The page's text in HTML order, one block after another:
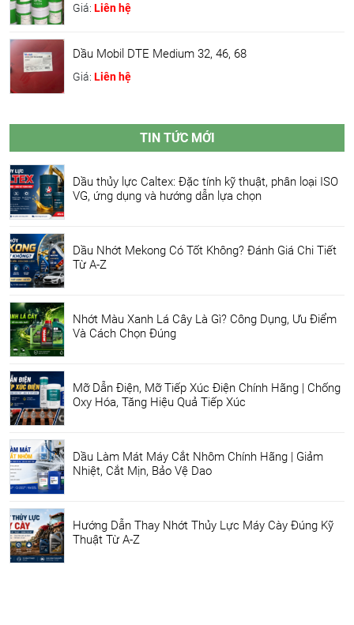
Giá: Liên hệ
Dầu Mobil DTE Medium 32, 46, 68
Giá: Liên hệ
TIN TỨC MỚI
Dầu thủy lực Caltex: Đặc tính kỹ thuật, phân loại ISO
VG, ứng dụng và hướng dẫn lựa chọn
Dầu Nhớt Mekong Có Tốt Không? Đánh Giá Chi Tiết
Từ A-Z
Nhớt Màu Xanh Lá Cây Là Gì? Công Dụng, Ưu Điểm
Và Cách Chọn Đúng
Mỡ Dẫn Điện, Mỡ Tiếp Xúc Điện Chính Hãng | Chống
Oxy Hóa, Tăng Hiệu Quả Tiếp Xúc
Dầu Làm Mát Máy Cắt Nhôm Chính Hãng | Giảm
Nhiệt, Cắt Mịn, Bảo Vệ Dao
Hướng Dẫn Thay Nhớt Thủy Lực Máy Cày Đúng Kỹ
Thuật Từ A-Z